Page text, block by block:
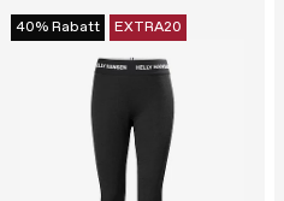
40% Rabatt EXTRA20